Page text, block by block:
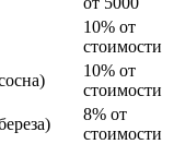
10% от
стоимости
10% от
стоимости
8% от
стоимости